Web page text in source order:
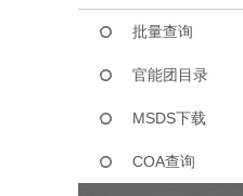
批量查询
官能团目录
MSDS下载
COA查询